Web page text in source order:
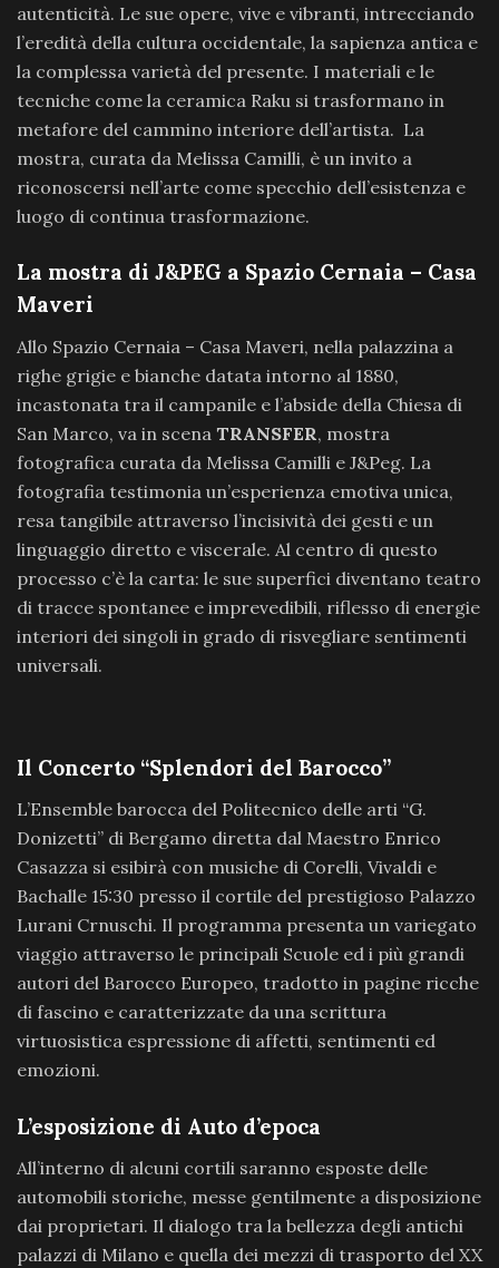
autenticità. Le sue opere, vive e vibranti, intrecciando
l’eredità della cultura occidentale, la sapienza antica e
la complessa varietà del presente. I materiali e le
tecniche come la ceramica Raku si trasformano in
metafore del cammino interiore dell’artista. La
mostra, curata da Melissa Camilli, è un invito a
riconoscersi nell’arte come specchio dell’esistenza e
luogo di continua trasformazione.
La mostra di J&PEG a Spazio Cernaia – Casa
Maveri
Allo Spazio Cernaia – Casa Maveri, nella palazzina a
righe grigie e bianche datata intorno al 1880,
incastonata tra il campanile e l’abside della Chiesa di
San Marco, va in scena TRANSFER, mostra
fotografica curata da Melissa Camilli e J&Peg. La
fotografia testimonia un’esperienza emotiva unica,
resa tangibile attraverso l’incisività dei gesti e un
linguaggio diretto e viscerale. Al centro di questo
processo c’è la carta: le sue superfici diventano teatro
di tracce spontanee e imprevedibili, riflesso di energie
interiori dei singoli in grado di risvegliare sentimenti
universali.
Il Concerto “Splendori del Barocco”
L’Ensemble barocca del Politecnico delle arti “G.
Donizetti” di Bergamo diretta dal Maestro Enrico
Casazza si esibirà con musiche di Corelli, Vivaldi e
Bachalle 15:30 presso il cortile del prestigioso Palazzo
Lurani Crnuschi. Il programma presenta un variegato
viaggio attraverso le principali Scuole ed i più grandi
autori del Barocco Europeo, tradotto in pagine ricche
di fascino e caratterizzate da una scrittura
virtuosistica espressione di affetti, sentimenti ed
emozioni.
L’esposizione di Auto d’epoca
All’interno di alcuni cortili saranno esposte delle
automobili storiche, messe gentilmente a disposizione
dai proprietari. Il dialogo tra la bellezza degli antichi
palazzi di Milano e quella dei mezzi di trasporto del XX